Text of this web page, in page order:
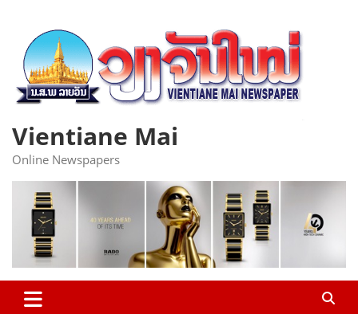
content
Vientiane Mai
Online Newspapers